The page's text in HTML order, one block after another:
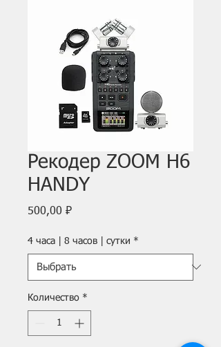
Рекодер ZOOM H6
HANDY
500,00 ₽Цена
4 часа | 8 часов | сутки *
Количество *